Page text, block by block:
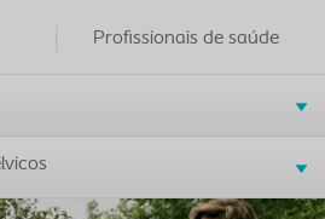
Profissionais de saúde